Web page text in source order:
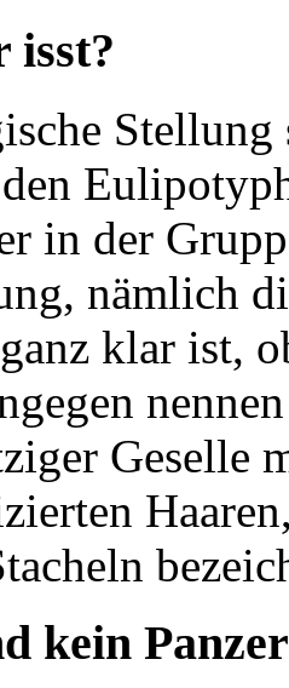
isst?
in der
nämlich
klar ist,
Geselle
kein Panzer